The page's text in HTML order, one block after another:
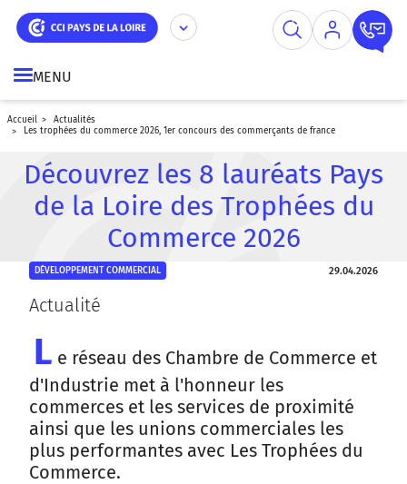
Aller
contenu
MENU
accueil
actualités
les trophées du commerce 2026, 1er concours des commerçants de france
Découvrez les 8 lauréats Pays
de la Loire des Trophées du
Commerce 2026
DÉVELOPPEMENT COMMERCIAL 29.04.2026
Actualité
L e réseau des Chambre de Commerce et
d'Industrie met à l'honneur les
commerces et les services de proximité
ainsi que les unions commerciales les
plus performantes avec Les Trophées du
Commerce.
Panneau de gestion des cookies